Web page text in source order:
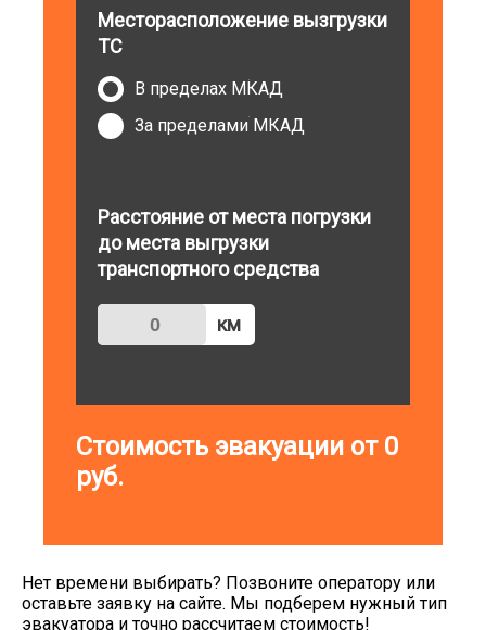
Месторасположение вызгрузки
ТС
В пределах МКАД
За пределами МКАД
Расстояние от места погрузки
до места выгрузки
транспортного средства
км
Стоимость эвакуации от 0
руб.
Нет времени выбирать? Позвоните оператору или
оставьте заявку на сайте. Мы подберем нужный тип
эвакуатора и точно рассчитаем стоимость!